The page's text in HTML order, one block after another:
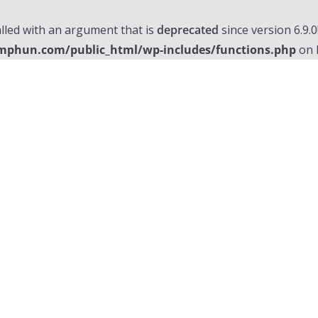
with an argument that is deprecated since version
public_html/wp-includes/functions.phpon